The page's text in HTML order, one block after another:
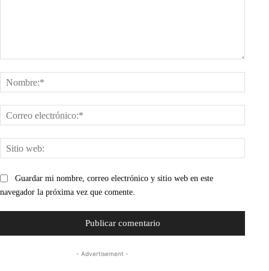
web:
Guardar mi nombre, correo electrónico y sitio web en este
navegador la próxima vez que comente.
- Advertisement -